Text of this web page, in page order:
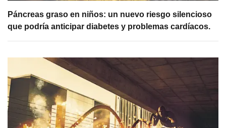
Páncreas graso en niños: un nuevo riesgo silencioso
que podría anticipar diabetes y problemas cardíacos.